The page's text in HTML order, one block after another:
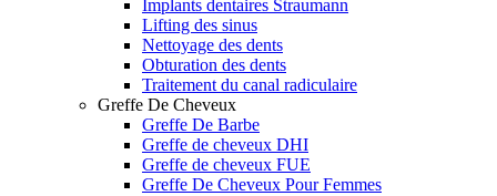
Implants dentaires Straumann
Lifting des sinus
Nettoyage des dents
Obturation des dents
Traitement du canal radiculaire
Greffe De Cheveux
Greffe De Barbe
Greffe de cheveux DHI
Greffe de cheveux FUE
Greffe De Cheveux Pour Femmes